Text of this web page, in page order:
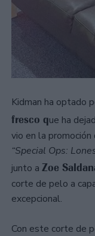
Kidman ha optado
fresco que ha
vio en la
“Special Ops:
junto a Zoe
corte de pelo a
excepcional.
Con este corte de